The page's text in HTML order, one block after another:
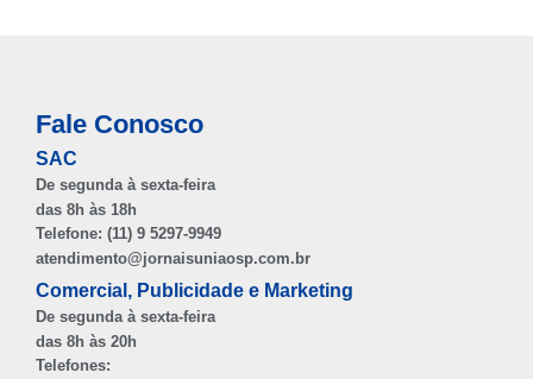
Fale Conosco
SAC
De segunda à sexta-feira
das 8h às 18h
Telefone: (11) 9 5297-9949
atendimento@jornaisuniaosp.com.br
Comercial, Publicidade e Marketing
De segunda à sexta-feira
das 8h às 20h
Telefones: